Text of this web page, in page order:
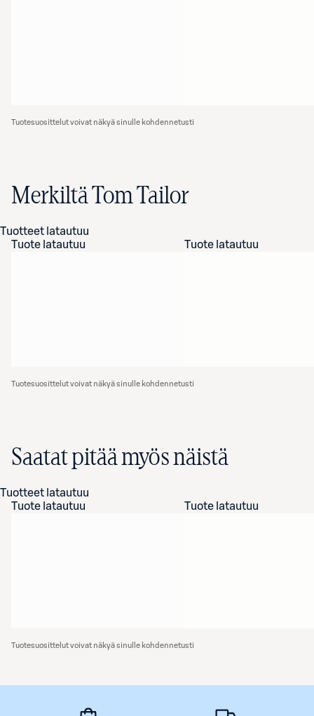
Tuotesuosittelut voivat näkyä sinulle kohdennetusti
Merkiltä Tom Tailor
Tuotteet latautuu
Tuote latautuu
Tuote latautuu
Tuotesuosittelut voivat näkyä sinulle kohdennetusti
Saatat pitää myös näistä
Tuotteet latautuu
Tuote latautuu
Tuote latautuu
Tuotesuosittelut voivat näkyä sinulle kohdennetusti